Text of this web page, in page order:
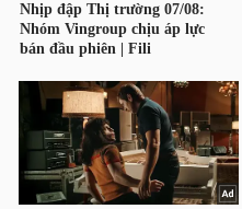
KINH
TẾ
THẾ
GIỚI